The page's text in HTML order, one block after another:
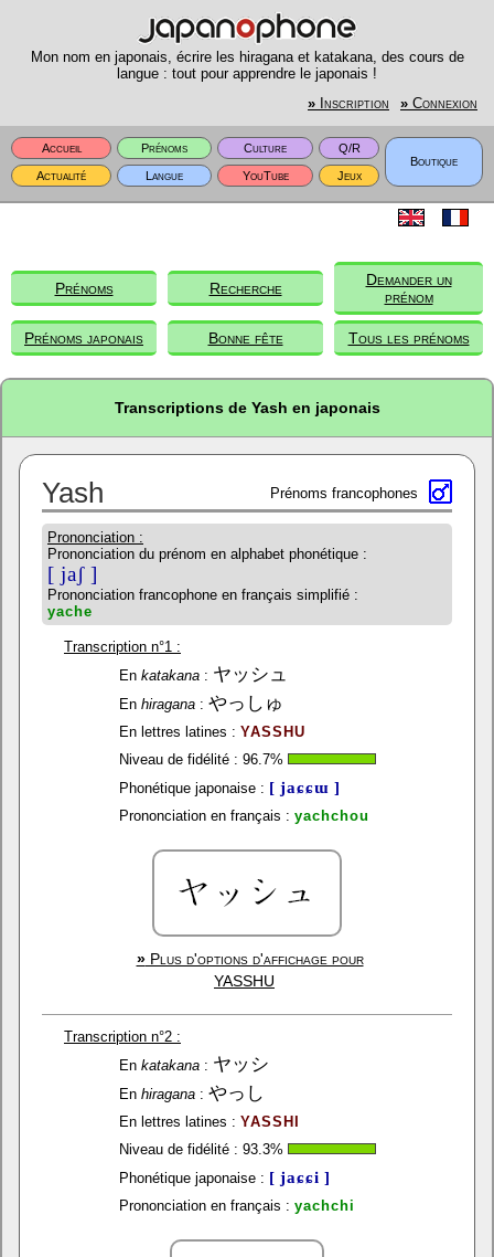
Mon nom en japonais, écrire les hiragana et katakana, des cours de
langue : tout pour apprendre le japonais !
» Inscription » Connexion
Accueil Prénoms Culture
Q/R
Boutique
Actualité
Langue YouTube Jeux
Prénoms Recherche
Demander un
prénom
Prénoms japonais Bonne fête Tous les prénoms
Transcriptions de Yash en japonais
Yash Prénoms francophones
Prononciation :
Prononciation du prénom en alphabet phonétique :
[ jaʃ ]
Prononciation francophone en français simplifié :
yache
Transcription n°1 :
En katakana: ヤッシュ
En hiragana: やっしゅ
En lettres latines : YASSHU
Niveau de fidélité : 96.7%
Phonétique japonaise : [ jaɕɕɯ ]
Prononciation en français : yachchou
»Plus d'options d'affichage pour
YASSHU
Transcription n°2 :
En katakana: ヤッシ
En hiragana: やっし
En lettres latines : YASSHI
Niveau de fidélité : 93.3%
Phonétique japonaise : [ jaɕɕi ]
Prononciation en français : yachchi